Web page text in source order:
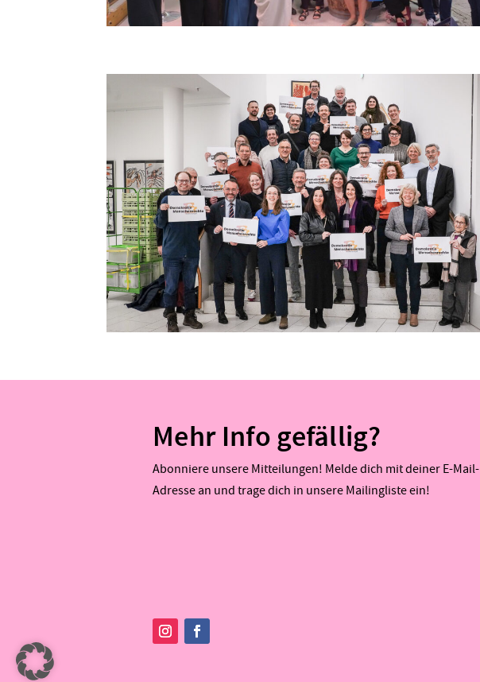
Mehr Info gefällig?
Abonniere unsere Mitteilungen! Melde dich mit deiner E-Mail-
Adresse an und trage dich in unsere Mailingliste ein!